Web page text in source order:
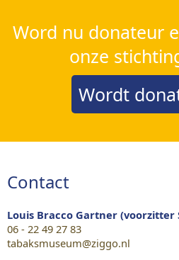
Word nu donateur
onze
Wordt
Contact
Louis Bracco Gartner (voorzitter
06 - 22 49 27 83
tabaksmuseum@ziggo.nl